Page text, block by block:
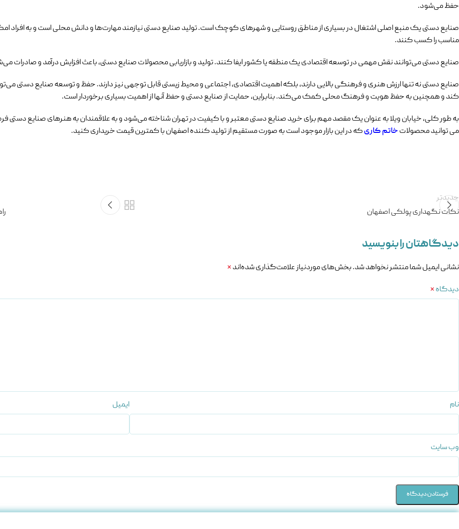
حفظ می‌شود.
صنایع دستی یک منبع اصلی اشتغال در بسیاری از مناطق روستایی و شهرهای کوچک است. تولید صنایع دستی نیازمند مهارت‌ها و دانش محلی است و به افراد
مناسب را کسب کنند.
صنایع دستی می‌توانند نقش مهمی در توسعه اقتصادی یک منطقه یا کشور ایفا کنند. تولید و بازاریابی محصولات صنایع دستی، باعث افزایش درآمد و
صنایع دستی نه تنها ارزش هنری و فرهنگی بالایی دارند، بلکه اهمیت اقتصادی، اجتماعی و محیط زیستی قابل توجهی نیز دارند. حفظ و توسعه صنایع دستی
کند و همچنین به حفظ هویت و فرهنگ محلی کمک می‌کند. بنابراین، حمایت از صنایع دستی و حفظ آنها از اهمیت بسیاری برخوردار است.
به طور کلی، خیابان ویلا به عنوان یک مقصد مهم برای خرید صنایع دستی معتبر و با کیفیت در تهران شناخته می‌شود و به علاقمندان به هنرهای صنایع دستی
می توانید محصولاتخاتم کاریکه در این بازار موجود است به صورت مستقیم از تولید کننده اصفهان با کمترین قیمت خریداری کنید.
جدیدتر
نکات نگهداری پولکی اصفهان
دیدگاهتان را بنویسید
نشانی ایمیل شما منتشر نخواهد شد.بخش‌های موردنیاز علامت‌گذاری شده‌اند*
دیدگاه*
نام ایمیل
وب‌ سایت